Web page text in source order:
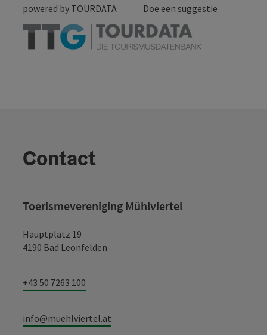
powered by TOURDATA Doe een suggestie
Contact
Toerismevereniging Mühlviertel
Hauptplatz 19
4190 Bad Leonfelden
+43 50 7263 100
info@muehlviertel.at